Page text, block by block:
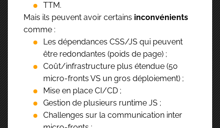
TTM.
Mais ils peuvent avoir certains inconvénients
comme :
Les dépendances CSS/JS qui peuvent
être redondantes (poids de page) ;
Coût/infrastructure plus étendue (50
micro-fronts VS un gros déploiement) ;
Mise en place CI/CD ;
Gestion de plusieurs runtime JS ;
Challenges sur la communication inter